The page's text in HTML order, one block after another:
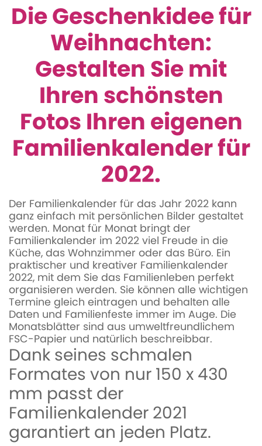
Die Geschenkidee für
Weihnachten:
Gestalten Sie mit
Ihren schönsten
Fotos Ihren eigenen
Familienkalender für
2022.
Der Familienkalender für das Jahr 2022 kann
ganz einfach mit persönlichen Bilder gestaltet
werden. Monat für Monat bringt der
Familienkalender im 2022 viel Freude in die
Küche, das Wohnzimmer oder das Büro. Ein
praktischer und kreativer Familienkalender
2022, mit dem Sie das Familienleben perfekt
organisieren werden. Sie können alle wichtigen
Termine gleich eintragen und behalten alle
Daten und Familienfeste immer im Auge. Die
Monatsblätter sind aus umweltfreundlichem
FSC-Papier und natürlich beschreibbar.
Dank seines schmalen
Formates von nur 150 x 430
mm passt der
Familienkalender 2021
garantiert an jeden Platz.